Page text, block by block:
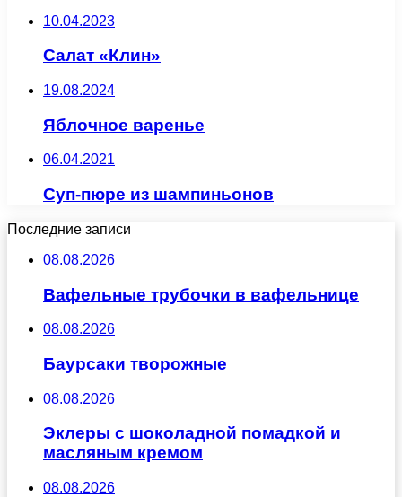
10.04.2023
Салат «Клин»
19.08.2024
Яблочное варенье
06.04.2021
Суп-пюре из шампиньонов
Последние записи
08.08.2026
Вафельные трубочки в вафельнице
08.08.2026
Баурсаки творожные
08.08.2026
Эклеры с шоколадной помадкой и
масляным кремом
08.08.2026